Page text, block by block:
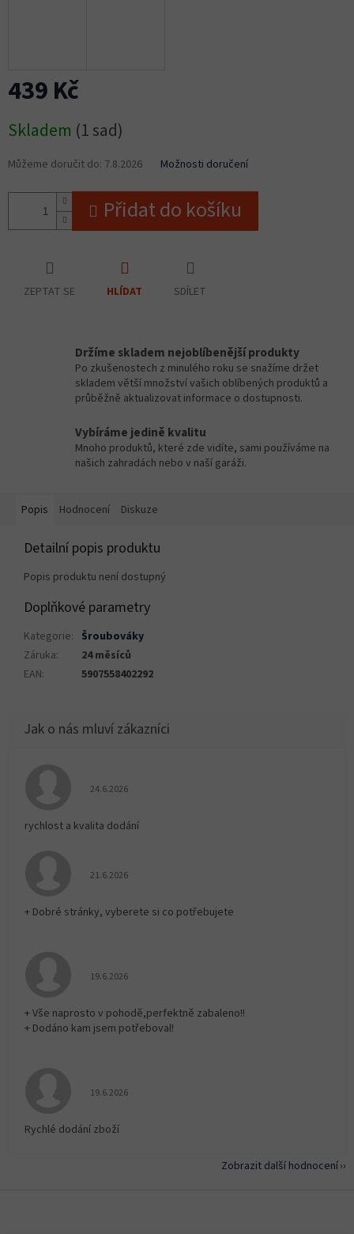
439 Kč
cena:
Skladem (1 sad)
Můžeme doručit do: 7.8.2026 Možnosti doručení
Přidat do košíku
ZEPTAT SE HLÍDAT SDÍLET
Držíme skladem nejoblíbenější produkty
Po zkušenostech z minulého roku se snažíme držet
skladem větší množství vašich oblíbených produktů a
průběžně aktualizovat informace o dostupnosti.
Vybíráme jedině kvalitu
Mnoho produktů, které zde vidíte, sami používáme na
našich zahradách nebo v naší garáži.
Popis Hodnocení Diskuze
Detailní popis produktu
Popis produktu není dostupný
Doplňkové parametry
Kategorie: Šroubováky
Záruka:
24 měsíců
EAN: 5907558402292
Hodnocení obchodu je 5 z 5 hvězdiček.
24.6.2026
rychlost a kvalita dodání
Hodnocení obchodu je 5 z 5 hvězdiček.
21.6.2026
+ Dobré stránky, vyberete si co potřebujete
Hodnocení obchodu je 5 z 5 hvězdiček.
19.6.2026
+ Vše naprosto v pohodě,perfektně zabaleno!!
+ Dodáno kam jsem potřeboval!
Hodnocení obchodu je 5 z 5 hvězdiček.
19.6.2026
Rychlé dodání zboží
Zobrazit další hodnocení